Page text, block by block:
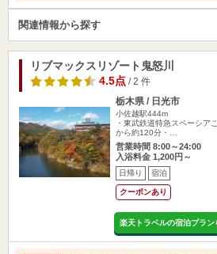
関連情報から探す
リブマックスリゾート鬼怒川
4.5点 / 2 件
栃木県 / 日光市
小佐越駅444m
・東武鉄道特急スペーシア
から約120分・…
営業時間 8:00～24:00
入浴料金 1,200円～
日帰り 宿泊
クーポンあり
楽天トラベルの宿泊プラン